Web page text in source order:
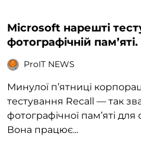
Microsoft нарешті
фотографічній
ProIT NEWS
Минулої п’ятниці
тестування Recall — так
фотографічної пам’яті
Вона працює...